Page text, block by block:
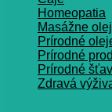
Homeopatia
Masážne
Prírodné
Prírodné
Prírodné
Zdravá